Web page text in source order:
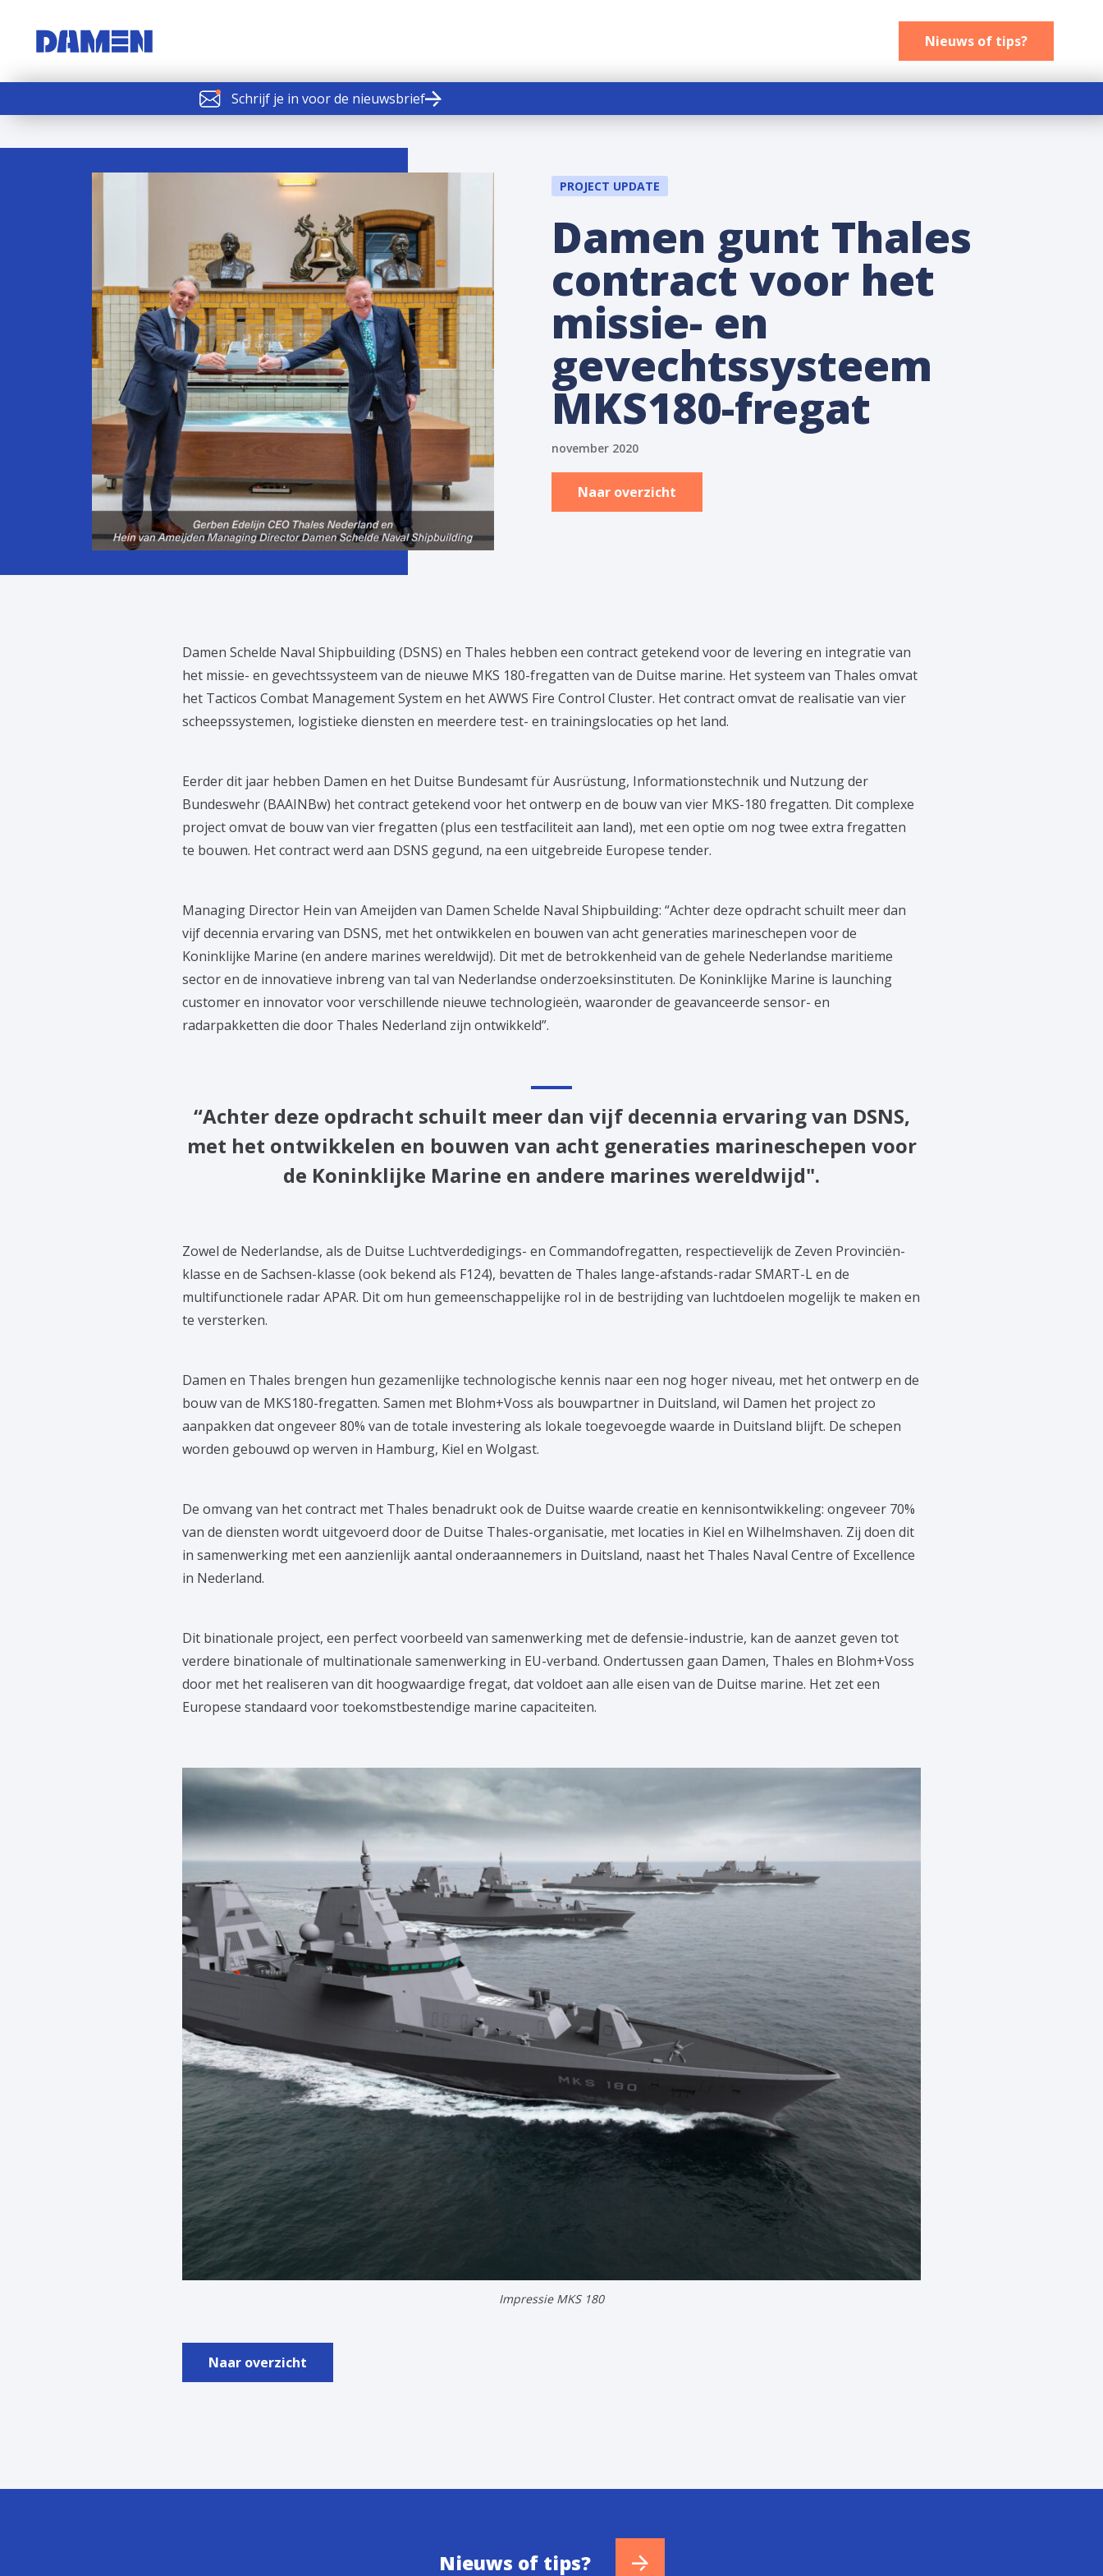
Nieuws of tips?
Schrijf je in voor de nieuwsbrief
Nieuws of tips
PROJECT UPDATE
Damen gunt Thales
contract voor het
missie- en
gevechtssysteem
MKS180-fregat
november 2020
Naar overzicht
Damen Schelde Naval Shipbuilding (DSNS) en Thales hebben een contract getekend voor de levering en integratie van
het missie- en gevechtssysteem van de nieuwe MKS 180-fregatten van de Duitse marine. Het systeem van Thales omvat
het Tacticos Combat Management System en het AWWS Fire Control Cluster. Het contract omvat de realisatie van vier
scheepssystemen, logistieke diensten en meerdere test- en trainingslocaties op het land.
Eerder dit jaar hebben Damen en het Duitse Bundesamt für Ausrüstung, Informationstechnik und Nutzung der
Bundeswehr (BAAINBw) het contract getekend voor het ontwerp en de bouw van vier MKS-180 fregatten. Dit complexe
project omvat de bouw van vier fregatten (plus een testfaciliteit aan land), met een optie om nog twee extra fregatten
te bouwen. Het contract werd aan DSNS gegund, na een uitgebreide Europese tender.
Managing Director Hein van Ameijden van Damen Schelde Naval Shipbuilding: “Achter deze opdracht schuilt meer dan
vijf decennia ervaring van DSNS, met het ontwikkelen en bouwen van acht generaties marineschepen voor de
Koninklijke Marine (en andere marines wereldwijd). Dit met de betrokkenheid van de gehele Nederlandse maritieme
sector en de innovatieve inbreng van tal van Nederlandse onderzoeksinstituten. De Koninklijke Marine is launching
customer en innovator voor verschillende nieuwe technologieën, waaronder de geavanceerde sensor- en
radarpakketten die door Thales Nederland zijn ontwikkeld”.
“Achter deze opdracht schuilt meer dan vijf decennia ervaring van DSNS,
met het ontwikkelen en bouwen van acht generaties marineschepen voor
de Koninklijke Marine en andere marines wereldwijd".
Zowel de Nederlandse, als de Duitse Luchtverdedigings- en Commandofregatten, respectievelijk de Zeven Provinciën-
klasse en de Sachsen-klasse (ook bekend als F124), bevatten de Thales lange-afstands-radar SMART-L en de
multifunctionele radar APAR. Dit om hun gemeenschappelijke rol in de bestrijding van luchtdoelen mogelijk te maken en
te versterken.
Damen en Thales brengen hun gezamenlijke technologische kennis naar een nog hoger niveau, met het ontwerp en de
bouw van de MKS180-fregatten. Samen met Blohm+Voss als bouwpartner in Duitsland, wil Damen het project zo
aanpakken dat ongeveer 80% van de totale investering als lokale toegevoegde waarde in Duitsland blijft. De schepen
worden gebouwd op werven in Hamburg, Kiel en Wolgast.
De omvang van het contract met Thales benadrukt ook de Duitse waarde creatie en kennisontwikkeling: ongeveer 70%
van de diensten wordt uitgevoerd door de Duitse Thales-organisatie, met locaties in Kiel en Wilhelmshaven. Zij doen dit
in samenwerking met een aanzienlijk aantal onderaannemers in Duitsland, naast het Thales Naval Centre of Excellence
in Nederland.
Dit binationale project, een perfect voorbeeld van samenwerking met de defensie-industrie, kan de aanzet geven tot
verdere binationale of multinationale samenwerking in EU-verband. Ondertussen gaan Damen, Thales en Blohm+Voss
door met het realiseren van dit hoogwaardige fregat, dat voldoet aan alle eisen van de Duitse marine. Het zet een
Europese standaard voor toekomstbestendige marine capaciteiten.
Impressie MKS 180
Naar overzicht
Nieuws of tips?